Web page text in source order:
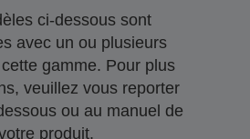
ci-dessous sont
avec un ou plusieurs
gamme. Pour plus
veuillez vous reporter
ou au manuel de
produit.